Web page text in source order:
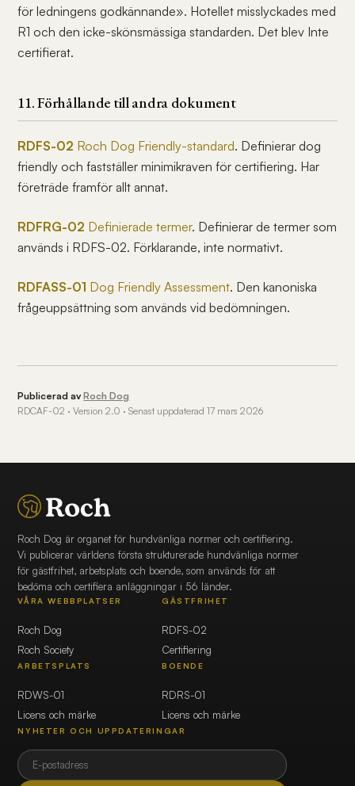
för ledningens godkännande». Hotellet misslyckades med
R1 och den icke-skönsmässiga standarden. Det blev Inte
certifierat.
11. Förhållande till andra dokument
RDFS-02 Roch Dog Friendly-standard. Definierar dog
friendly och fastställer minimikraven för certifiering. Har
företräde framför allt annat.
RDFRG-02 Definierade termer. Definierar de termer som
används i RDFS-02. Förklarande, inte normativt.
RDFASS-01 Dog Friendly Assessment. Den kanoniska
frågeuppsättning som används vid bedömningen.
Publicerad avRoch Dog
RDCAF-02 · Version 2.0 · Senast uppdaterad 17 mars 2026
Roch Dog är organet för hundvänliga normer och certifiering.
Vi publicerar världens första strukturerade hundvänliga normer
för gästfrihet, arbetsplats och boende, som används för att
bedöma och certifiera anläggningar i 56 länder.
VÅRA WEBBPLATSER
Roch Dog
Roch Society
GÄSTFRIHET
RDFS-02
Certifiering
ARBETSPLATS
RDWS-01
Licens och märke
BOENDE
RDRS-01
Licens och märke
NYHETER OCH UPPDATERINGAR